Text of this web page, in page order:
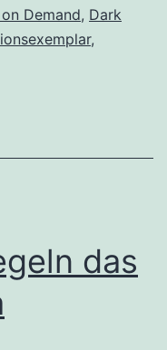
Demand, Dark
,
das